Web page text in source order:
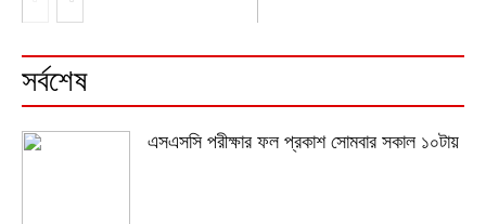
সর্বশেষ
এসএসসি পরীক্ষার ফল প্রকাশ সোমবার সকাল ১০টায়